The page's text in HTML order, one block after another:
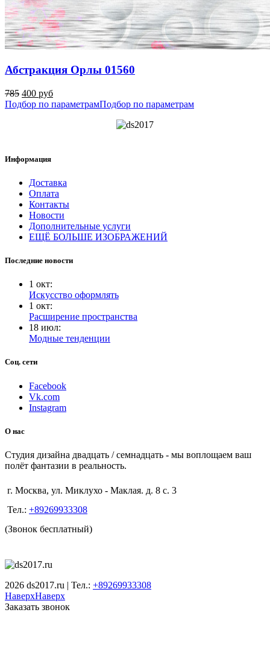
Абстракция Орлы 01560
785 400 руб
Подбор по параметрамПодбор по параметрам
Информация
Доставка
Оплата
Контакты
Новости
Дополнительные услуги
ЕЩЁ БОЛЬШЕ ИЗОБРАЖЕНИЙ
Последние новости
1 окт:
Искусство оформлять
1 окт:
Расширение пространства
18 июл:
Модные тенденции
Соц. сети
Facebook
Vk.com
Instagram
О нас
Студия дизайна двадцать / семнадцать - мы воплощаем ваш
полёт фантазии в реальность.
г. Москва, ул. Миклухо - Маклая. д. 8 с. 3
Тел.: +89269933308
(Звонок бесплатный)
2026 ds2017.ru | Тел.: +89269933308
НаверхНаверх
Заказать звонок